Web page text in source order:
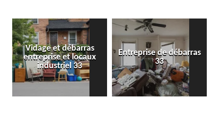
Entreprise de débarras
33
Débarras
d'appartement 33